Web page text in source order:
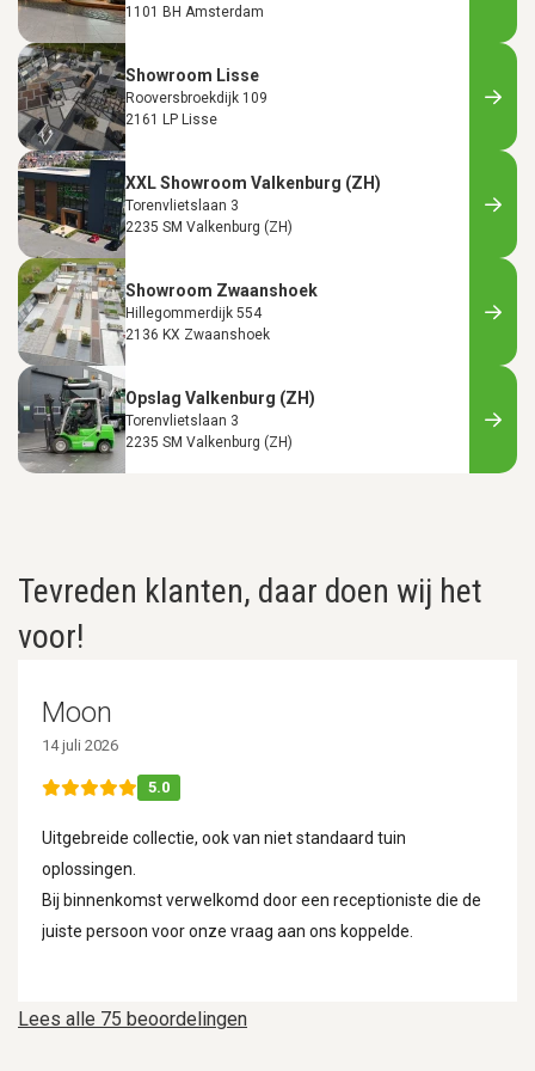
1101 BH Amsterdam
Showroom Lisse
Rooversbroekdijk 109
2161 LP Lisse
XXL Showroom Valkenburg (ZH)
Torenvlietslaan 3
2235 SM Valkenburg (ZH)
Showroom Zwaanshoek
Hillegommerdijk 554
2136 KX Zwaanshoek
Opslag Valkenburg (ZH)
Torenvlietslaan 3
2235 SM Valkenburg (ZH)
Tevreden klanten, daar doen wij het
voor!
Lees alle 75 beoordelingen
Moon
14 juli 2026
5.0
Uitgebreide collectie, ook van niet standaard tuin
oplossingen.
Bij binnenkomst verwelkomd door een receptioniste die de
juiste persoon voor onze vraag aan ons koppelde.